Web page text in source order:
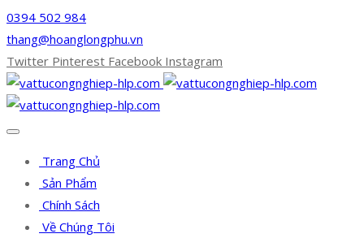
0394 502 984
thang@hoanglongphu.vn
Twitter Pinterest Facebook Instagram
Trang Chủ
Sản Phẩm
Chính Sách
Về Chúng Tôi